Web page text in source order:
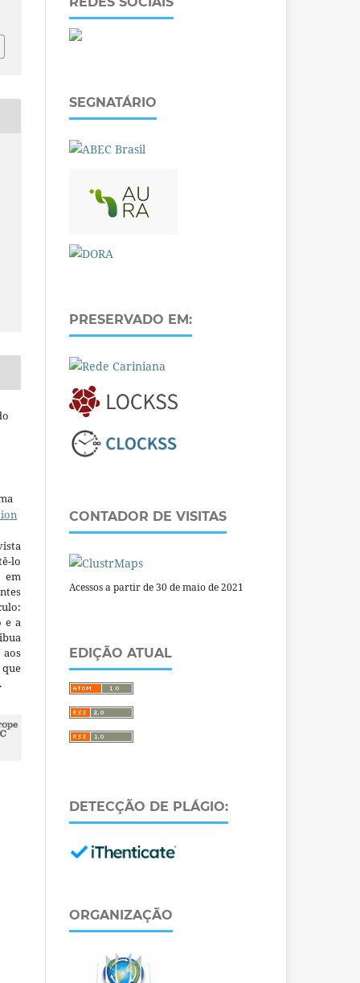
lo
em
e a
SEGNATÁRIO
PRESERVADO EM:
CONTADOR DE VISITAS
Acessos a partir de 30 de maio de 2021
EDIÇÃO ATUAL
DETECÇÃO DE PLÁGIO:
ORGANIZAÇÃO